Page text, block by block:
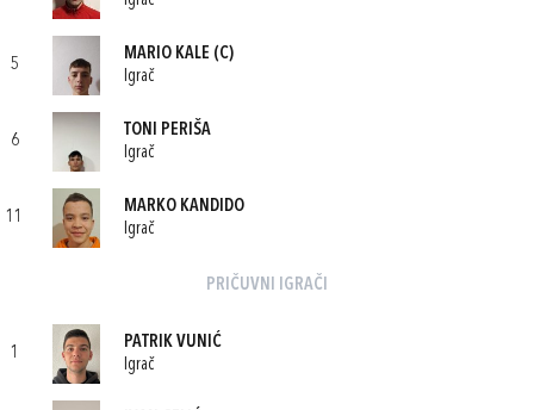
5
MARIO KALE (C)
Igrač
6
TONI PERIŠA
Igrač
11
MARKO KANDIDO
Igrač
PRIČUVNI IGRAČI
1
PATRIK VUNIĆ
Igrač